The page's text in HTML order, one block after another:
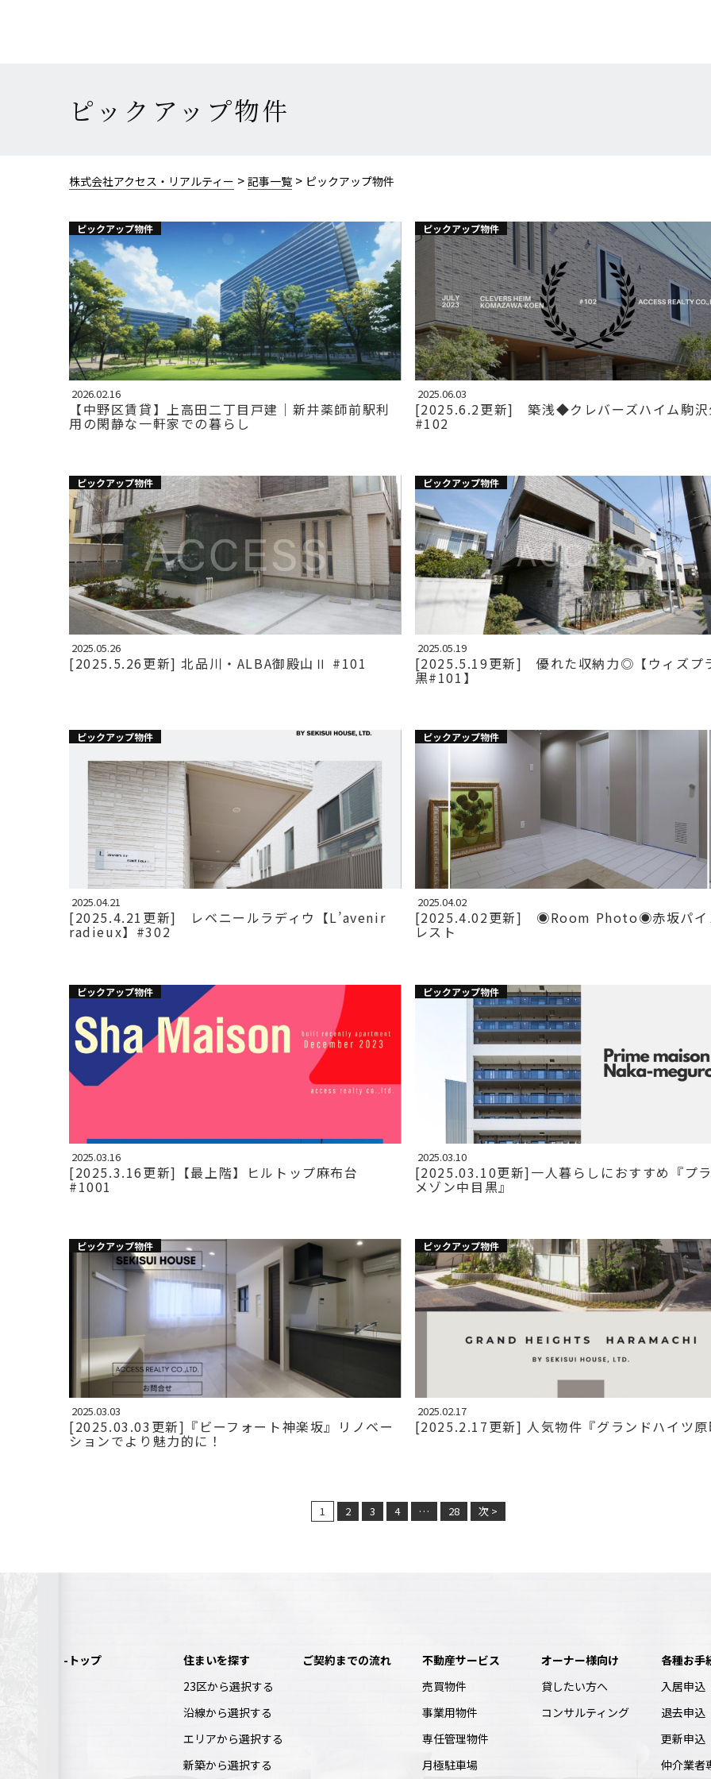
ピックアップ物件
株式会社アクセス・リアルティー > 記事一覧 > ピックアップ物件
ピックアップ物件
2026.02.16
【中野区賃貸】上高田二丁目戸建｜新井薬師前駅利
用の閑静な一軒家での暮らし
ピックアップ物件
2025.06.03
[2025.6.2更新] 築浅◆クレバーズハイム駒沢
#102
ピックアップ物件
2025.05.26
[2025.5.26更新] 北品川・ALBA御殿山Ⅱ #101
ピックアップ物件
2025.05.19
[2025.5.19更新] 優れた収納力◎【ウィズプ
黒#101】
ピックアップ物件
2025.04.21
[2025.4.21更新] レベニールラディウ【L’avenir
radieux】#302
ピックアップ物件
2025.04.02
[2025.4.02更新] ◉Room Photo◉赤坂パイ
レスト
ピックアップ物件
2025.03.16
[2025.3.16更新]【最上階】ヒルトップ麻布台
#1001
ピックアップ物件
2025.03.10
[2025.03.10更新]一人暮らしにおすすめ『プ
メゾン中目黒』
ピックアップ物件
2025.03.03
[2025.03.03更新]『ビーフォート神楽坂』リノベー
ションでより魅力的に！
ピックアップ物件
2025.02.17
[2025.2.17更新] 人気物件『グランドハイツ
1 2 3 4 … 28 次 >
-トップ
住まいを探す
23区から選択する
沿線から選択する
エリアから選択する
新築から選択する
ご契約までの流れ
不動産サービス
売買物件
事業用物件
専任管理物件
月極駐車場
オーナー様向け
貸したい方へ
コンサルティング
各種お手
入居申込
退去申込
更新申込
仲介業者